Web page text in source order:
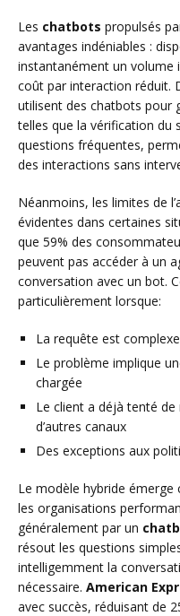
Les chatbots propulsés
avantages indéniables :
instantanément un volume
coût par interaction réduit.
utilisent des chatbots pour
telles que la vérification du
questions fréquentes,
des interactions sans
Néanmoins, les limites de
évidentes dans certaines
que 59% des
peuvent pas accéder à un
conversation avec un bot.
particulièrement lorsque:
La requête est
Le problème implique
chargée
Le client a déjà tenté
d’autres canaux
Des exceptions aux
Le modèle hybride
les organisations
généralement par un
résout les questions
intelligemment la
nécessaire. American
avec succès, réduisant de